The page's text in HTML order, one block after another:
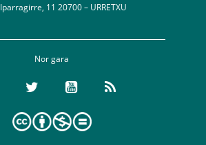
Iparragirre, 11 20700 – URRETXU
Nor gara